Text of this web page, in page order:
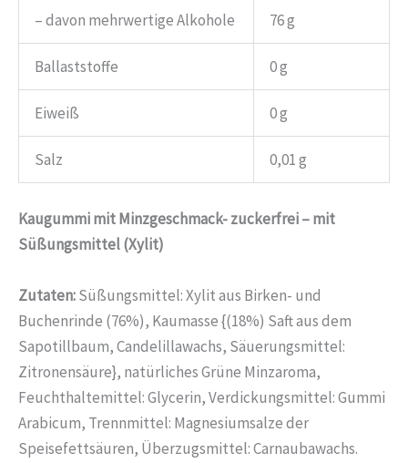
– davon mehrwertige Alkohole 76 g
Ballaststoffe 0 g
Eiweiß 0 g
Salz 0,01 g
Kaugummi mit Minzgeschmack- zuckerfrei – mit
Süßungsmittel (Xylit)
Zutaten:Süßungsmittel: Xylit aus Birken- und
Buchenrinde (76%), Kaumasse {(18%) Saft aus dem
Sapotillbaum, Candelillawachs, Säuerungsmittel:
Zitronensäure}, natürliches Grüne Minzaroma,
Feuchthaltemittel: Glycerin, Verdickungsmittel: Gummi
Arabicum, Trennmittel: Magnesiumsalze der
Speisefettsäuren, Überzugsmittel: Carnaubawachs.